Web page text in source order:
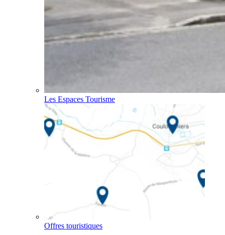
Les Espaces Tourisme
Offres touristiques